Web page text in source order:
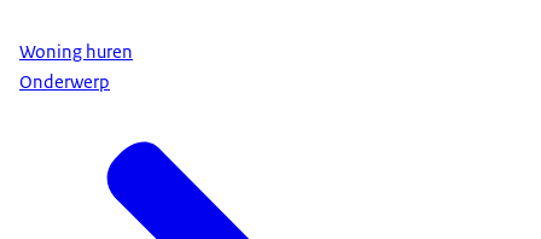
Woning huren
Onderwerp